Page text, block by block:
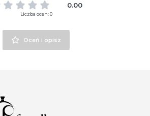
0.00
Liczba ocen: 0
Oceń i opisz